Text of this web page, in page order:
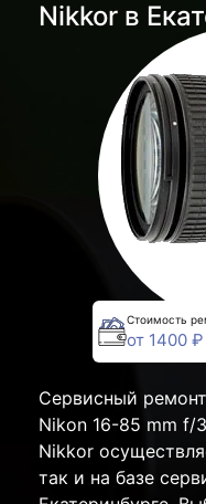
Nikkor в
Стоимость
от 1400 ₽
Сервисный
Nikon 16-85 mm f/
Nikkor
так и на базе